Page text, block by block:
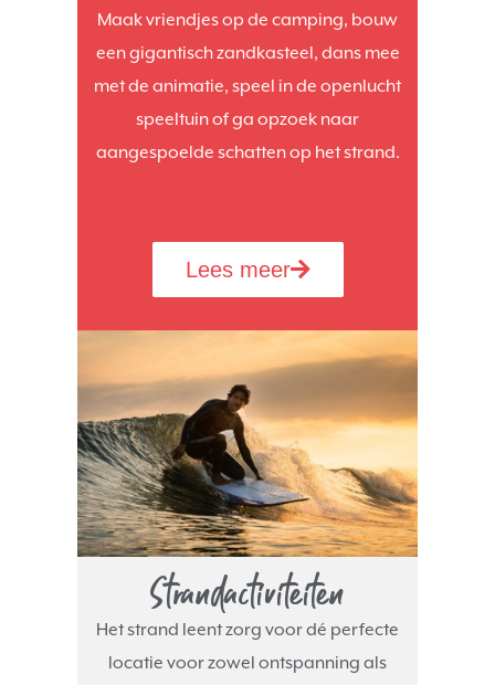
Maak vriendjes op de camping, bouw
een gigantisch zandkasteel, dans mee
met de animatie, speel in de openlucht
speeltuin of ga opzoek naar
aangespoelde schatten op het strand.
Lees meer
Strandactiviteiten
Het strand leent zorg voor dé perfecte
locatie voor zowel ontspanning als